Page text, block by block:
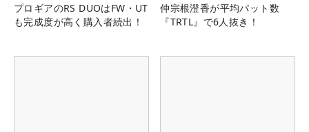
プロギアのRS DUOはFW・UT
も完成度が高く購入者続出！
仲宗根澄香が平均パット数
『TRTL』で6人抜き！